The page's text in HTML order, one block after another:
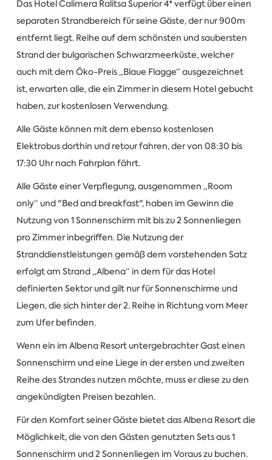
Das Hotel Calimera Ralitsa Superior 4* verfügt über einen
separaten Strandbereich für seine Gäste, der nur 900m
entfernt liegt. Reihe auf dem schönsten und saubersten
Strand der bulgarischen Schwarzmeerküste, welcher
auch mit dem Öko-Preis „Blaue Flagge“ ausgezeichnet
ist, erwarten alle, die ein Zimmer in diesem Hotel gebucht
haben, zur kostenlosen Verwendung.
Alle Gäste können mit dem ebenso kostenlosen
Elektrobus dorthin und retour fahren, der von 08:30 bis
17:30 Uhr nach Fahrplan fährt.
Alle Gäste einer Verpflegung, ausgenommen „Room
only“ und "Bed and breakfast", haben im Gewinn die
Nutzung von 1 Sonnenschirm mit bis zu 2 Sonnenliegen
pro Zimmer inbegriffen. Die Nutzung der
Stranddienstleistungen gemäß dem vorstehenden Satz
erfolgt am Strand „Albena“ in dem für das Hotel
definierten Sektor und gilt nur für Sonnenschirme und
Liegen, die sich hinter der 2. Reihe in Richtung vom Meer
zum Ufer befinden.
Wenn ein im Albena Resort untergebrachter Gast einen
Sonnenschirm und eine Liege in der ersten und zweiten
Reihe des Strandes nutzen möchte, muss er diese zu den
angekündigten Preisen bezahlen.
Für den Komfort seiner Gäste bietet das Albena Resort die
Möglichkeit, die von den Gästen genutzten Sets aus 1
Sonnenschirm und 2 Sonnenliegen im Voraus zu buchen.